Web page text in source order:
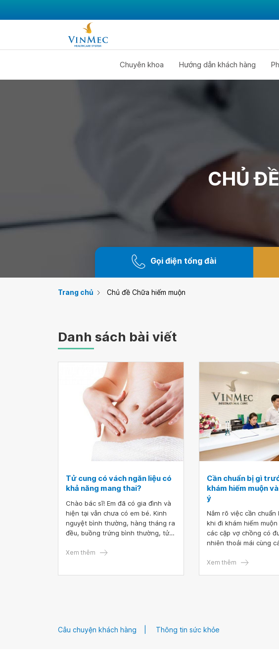
Chuyên khoa Hướng dẫn khách hàng
CHỦ
Gọi điện tổng đài
Trang chủ Chủ đề Chữa hiếm muộn
Danh sách bài viết
Tử cung có vách ngăn liệu có
khả năng mang thai?
Chào bác sĩ! Em đã có gia đình và
hiện tại vẫn chưa có em bé. Kinh
nguyệt bình thường, hàng tháng ra
đều, buồng trứng bình thường, tử
kết hôn 2 năm rồi và rất mong có
Xem thêm
Cần chuẩn bị gì
khám hiếm muộn
ý
Nắm rõ việc cần
khi đi khám hiếm muộn
các cặp vợ chồng có
nhiên thoải mái cùng
kiện cho buổi khám
Xem thêm
Câu chuyện khách hàng Thông tin sức khỏe